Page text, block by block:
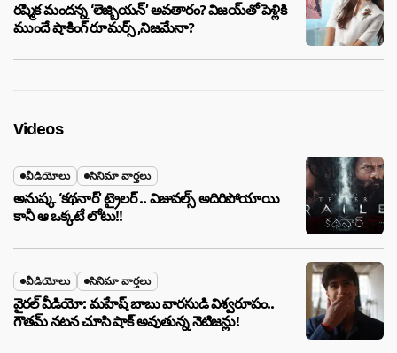
రష్మిక మందన్న ‘లెజ్బియన్’ అవతారం? విజయ్‌తో పెళ్లికి
ముందే షాకింగ్ రూమర్స్ ,నిజమేనా?
Videos
వీడియోలు సినిమా వార్తలు
అనుష్క ‘కథనార్’ ట్రైలర్ .. విజువల్స్ అదిరిపోయాయి
కానీ ఆ ఒక్కటే లోటు!!
వీడియోలు సినిమా వార్తలు
వైరల్ వీడియో: మహేష్ బాబు వారసుడి విశ్వరూపం..
గౌతమ్ నటన చూసి షాక్ అవుతున్న నెటిజన్లు!